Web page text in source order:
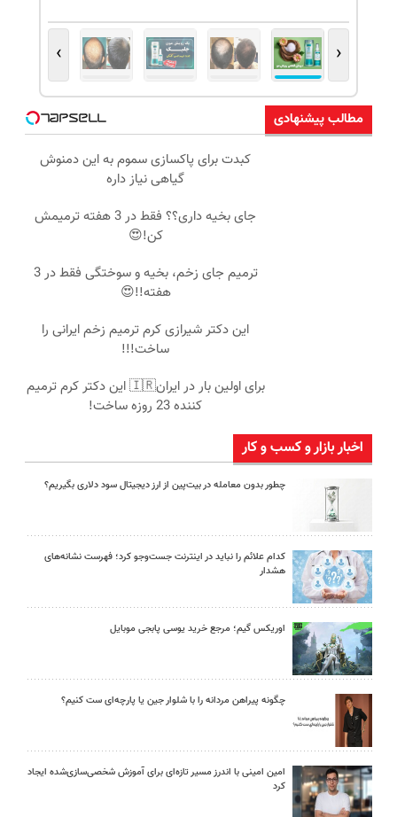
‹
›
مطالب پیشنهادی
کبدت برای پاکسازی سموم به این دمنوش
گیاهی نیاز داره
جای بخیه داری؟؟ فقط در 3 هفته ترمیمش
کن!😍
ترمیم جای زخم، بخیه و سوختگی فقط در 3
هفته!!😍
این دکتر شیرازی کرم ترمیم زخم ایرانی را
ساخت!!!
برای اولین بار در ایران🇮🇷 این دکتر کرم ترمیم
کننده 23 روزه ساخت!
اخبار بازار و کسب و کار
چطور بدون معامله در بیت‌پین از ارز دیجیتال سود دلاری بگیریم؟
کدام علائم را نباید در اینترنت جست‌وجو کرد؛ فهرست نشانه‌های
هشدار
اوریکس گیم؛ مرجع خرید یوسی پابجی موبایل
چگونه پیراهن مردانه را با شلوار جین یا پارچه‌ای ست کنیم؟
امین امینی با اندرز مسیر تازه‌ای برای آموزش شخصی‌سازی‌شده ایجاد
کرد